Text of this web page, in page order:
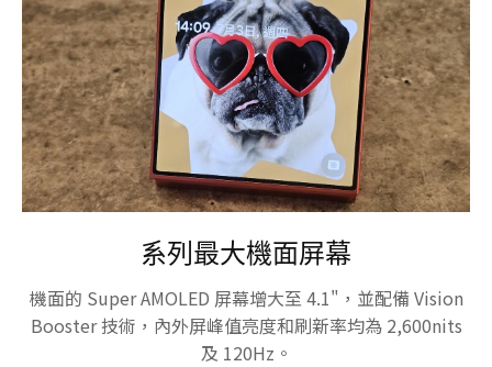
系列最大機面屏幕
機面的 Super AMOLED 屏幕增大至 4.1"，並配備 Vision
Booster 技術，內外屏峰值亮度和刷新率均為 2,600nits
及 120Hz。